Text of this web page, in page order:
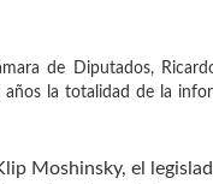
de Diputados,
años la totalidad de la
Moshinsky, el